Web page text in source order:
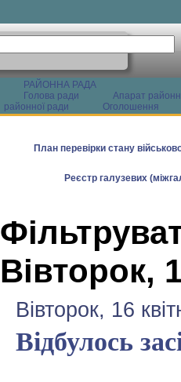
РАЙОННА РАДА
Голова ради
Апарат
районної ради
Оголошення
План перевірки стану
Реєстр галузевих
Вівторок,
Вівторок, 16
Відбулось